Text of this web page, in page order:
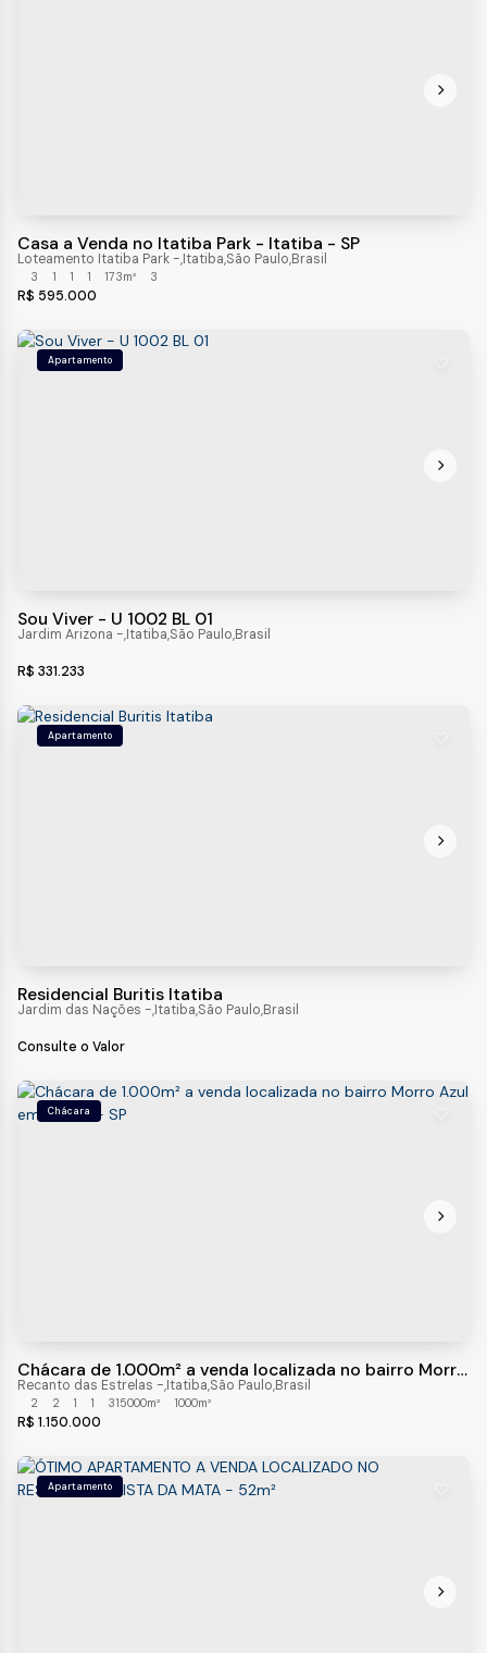
Casa a Venda no Itatiba Park - Itatiba - SP
R$ 595.000
Loteamento Itatiba Park ,Itatiba,São Paulo,Brasil
3 1 1 1 173m² 3
Apartamento
Sou Viver - U 1002 BL 01
R$ 331.233
Jardim Arizona ,Itatiba,São Paulo,Brasil
Apartamento
Residencial Buritis Itatiba
Consulte o Valor
Jardim das Nações ,Itatiba,São Paulo,Brasil
Chácara
Chácara de 1.000m² a venda localizada no bairro Morro
Azul em Itatiba - SP
R$ 1.150.000
Recanto das Estrelas ,Itatiba,São Paulo,Brasil
2 2 1 1 315000m² 1000m²
Apartamento